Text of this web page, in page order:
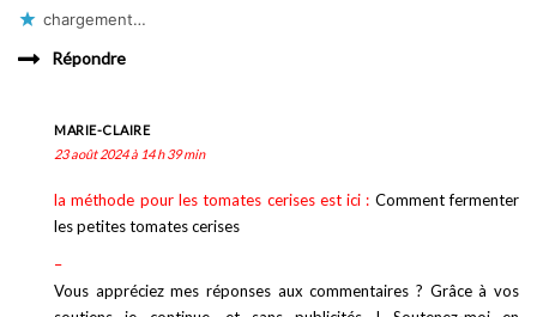
chargement…
Répondre
MARIE-CLAIRE
23 août 2024 à 14 h 39 min
la méthode pour les tomates cerises est ici : Comment fermenter
les petites tomates cerises
–
Vous appréciez mes réponses aux commentaires ? Grâce à vos